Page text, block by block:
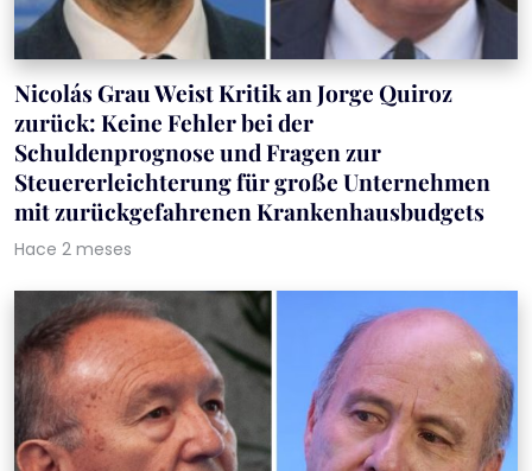
Nicolás Grau Weist Kritik an Jorge Quiroz
zurück: Keine Fehler bei der
Schuldenprognose und Fragen zur
Steuererleichterung für große Unternehmen
mit zurückgefahrenen Krankenhausbudgets
Hace 2 meses